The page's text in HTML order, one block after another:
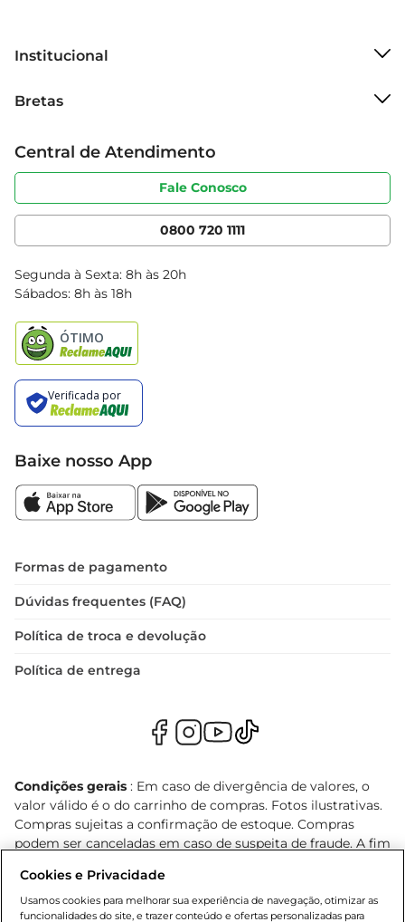
Institucional
Grupo Cencosud
Sobre privacidade
Portal do fornecedor
Cencosud Media
Bretas
Produtos Bretas
Código de ética
Serviços
Clube Bretas
Blog Bretas
Black Friday
Central de Atendimento
Fale Conosco
0800 720 1111
Segunda à Sexta: 8h às 20h
Sábados: 8h às 18h
Baixe nosso App
Formas de pagamento
Dúvidas frequentes (FAQ)
Política de troca e devolução
Política de entrega
Condições gerais : Em caso de divergência de valores, o
valor válido é o do carrinho de compras. Fotos ilustrativas.
Compras sujeitas a confirmação de estoque. Compras
podem ser canceladas em caso de suspeita de fraude. A fim
nossas promoções, a compra de produtos com preços
promocionais poderá ter sua quantidade limitada por
Cookies e Privacidade
Usamos cookies para melhorar sua experiência de navegação, otimizar as
funcionalidades do site, e trazer conteúdo e ofertas personalizadas para